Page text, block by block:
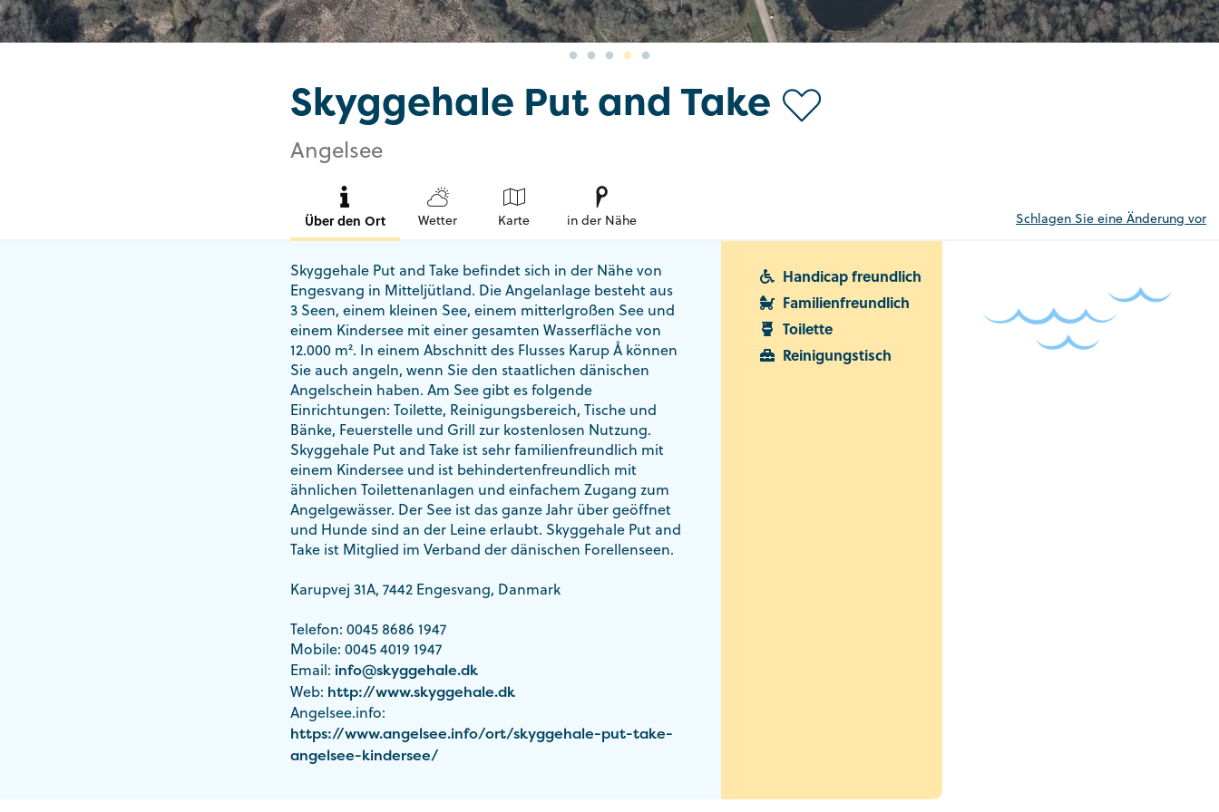
Skyggehale Put and Take
Angelsee
Über den Ort Wetter Karte in der Nähe Schlagen Sie eine Änderung vor
Skyggehale Put and Take befindet sich in der Nähe von
Engesvang in Mitteljütland. Die Angelanlage besteht aus
3 Seen, einem kleinen See, einem mitterlgroßen See und
einem Kindersee mit einer gesamten Wasserfläche von
12.000 m². In einem Abschnitt des Flusses Karup Å können
Sie auch angeln, wenn Sie den staatlichen dänischen
Angelschein haben. Am See gibt es folgende
Einrichtungen: Toilette, Reinigungsbereich, Tische und
Bänke, Feuerstelle und Grill zur kostenlosen Nutzung.
Skyggehale Put and Take ist sehr familienfreundlich mit
einem Kindersee und ist behindertenfreundlich mit
ähnlichen Toilettenanlagen und einfachem Zugang zum
Angelgewässer. Der See ist das ganze Jahr über geöffnet
und Hunde sind an der Leine erlaubt. Skyggehale Put and
Take ist Mitglied im Verband der dänischen Forellenseen.
Karupvej 31A, 7442 Engesvang, Danmark
Telefon: 0045 8686 1947
Mobile: 0045 4019 1947
Email: info@skyggehale.dk
Web: http://www.skyggehale.dk
Angelsee.info:
https://www.angelsee.info/ort/skyggehale-put-take-
angelsee-kindersee/
Handicap freundlich
Familienfreundlich
Toilette
Reinigungstisch